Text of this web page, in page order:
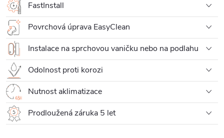
FastInstall
Povrchová úprava EasyClean
Instalace na sprchovou vaničku nebo na podlahu
Odolnost proti korozi
Nutnost aklimatizace
Prodloužená záruka 5 let